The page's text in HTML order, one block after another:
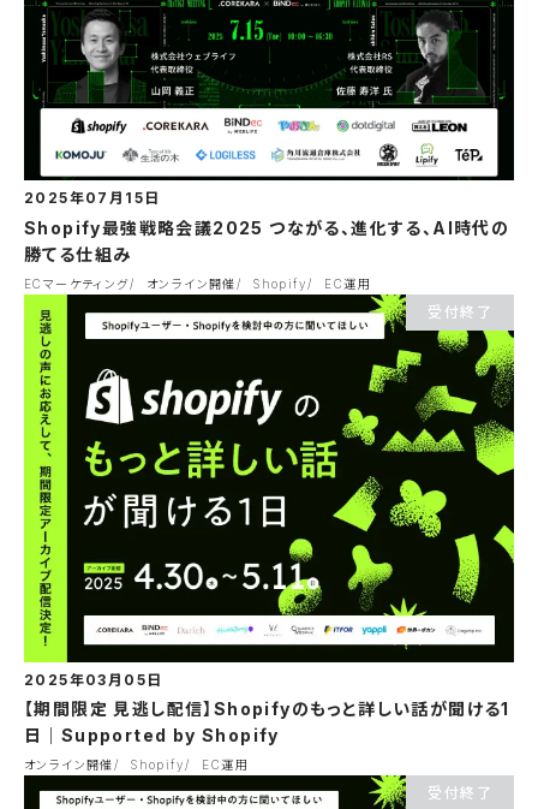
2025年07月15日
Shopify最強戦略会議2025 つながる、進化する、AI時代の
勝てる仕組み
ECマーケティング オンライン開催 Shopify EC運用
受付終了
2025年03月05日
【期間限定 見逃し配信】Shopifyのもっと詳しい話が聞ける1
日｜Supported by Shopify
オンライン開催 Shopify EC運用
受付終了